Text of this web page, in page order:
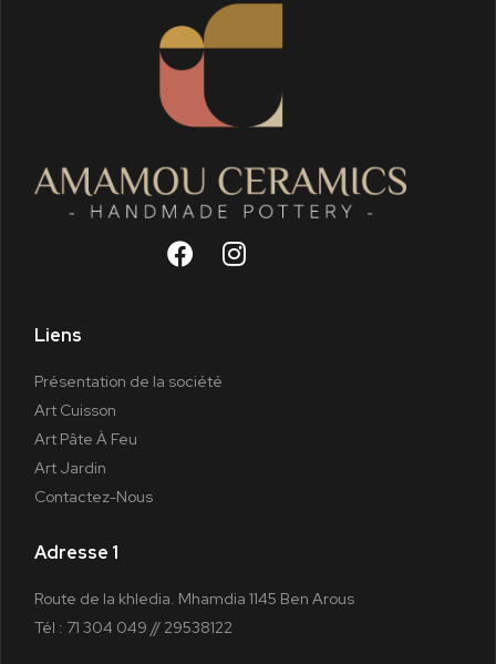
Liens
Présentation de la société
Art Cuisson
Art Pâte À Feu
Art Jardin
Contactez-Nous
Adresse 1
Route de la khledia. Mhamdia 1145 Ben Arous
Tél : 71 304 049 // 29538122